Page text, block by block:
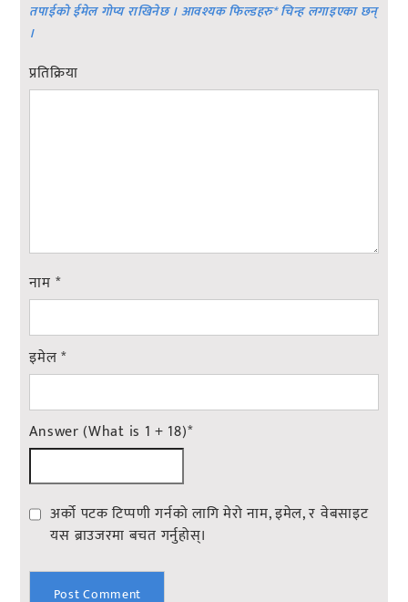
तपाईको ईमेल गोप्य राखिनेछ । आवश्यक फिल्डहरु*चिन्ह लगाइएका छन्
।
प्रतिक्रिया
नाम *
इमेल*
Answer (What is 1 + 18)*
अर्को पटक टिप्पणी गर्नको लागि मेरो नाम, इमेल, र वेबसाइट
यस ब्राउजरमा बचत गर्नुहोस्।